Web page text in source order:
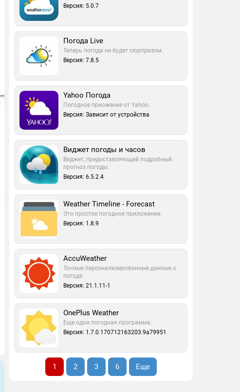
Версия: 5.0.7
Погода Live
Теперь погода не будет сюрпризом.
Версия: 7.8.5
Yahoo Погода
Погодное приожение от Yahoo.
Версия: Зависит от устройства
Виджет погоды и часов
Виджет, предоставляющий подробный
прогноз погоды.
Версия: 6.5.2.4
Weather Timeline - Forecast
Это простое погодное приложение.
Версия: 1.8.9
AccuWeather
Точные персонализированные данные о
погоде.
Версия: 21.1.11-1
OnePlus Weather
Еще одна погодная программа.
Версия: 1.7.0.170712163203.9a79951
1 2 3 6 Еще